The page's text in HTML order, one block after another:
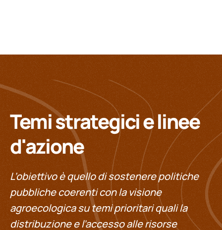
Temi strategici e linee
d'azione
L’obiettivo è quello di sostenere politiche
pubbliche coerenti con la visione
agroecologica su temi prioritari quali la
distribuzione e l’accesso alle risorse